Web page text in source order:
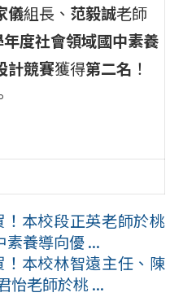
儀組長、 范毅誠老師
度社會領域國中素養
計競賽獲得第二名 ！
！本校段正英老師於桃
養導向優 ...
！本校林智遠主任、陳
怡老師於桃 ...